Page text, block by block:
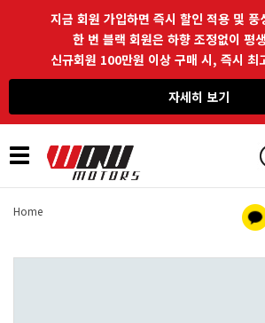
지금 회원 가입하면 즉시 할인 적용 및 풍
한 번 블랙 회원은 하향 조정없이 평
신규회원 100만원 이상 구매 시, 즉시 최
자세히 보기
Toggle
navigation
Home